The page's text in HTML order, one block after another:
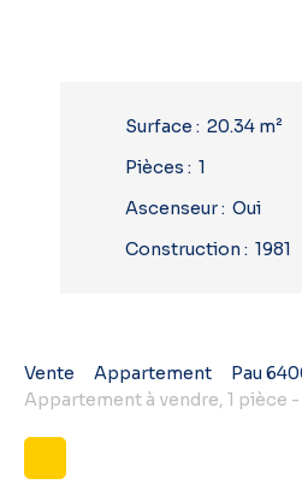
Surface : 20.34 m²
Pièces : 1
Ascenseur: Oui
Construction : 1981
Vente Appartement
Pau
Appartement à vendre, 1 pièce